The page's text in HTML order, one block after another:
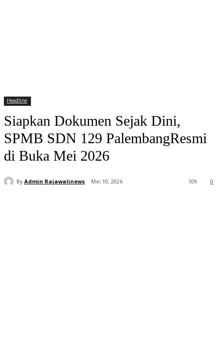
Headline
Siapkan Dokumen Sejak Dini,
SPMB SDN 129 PalembangResmi
di Buka Mei 2026
By Admin Rajawalinews Mei 10, 2026 0
109